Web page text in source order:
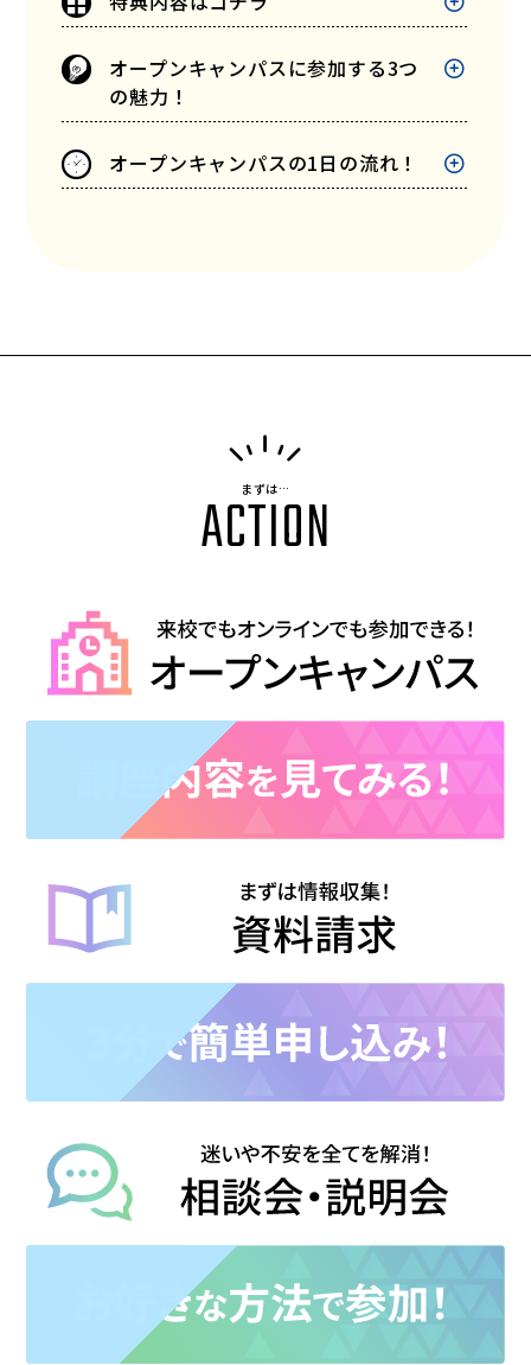
オープンキャンパスに参加する3つ
の魅力！
オープンキャンパスの1日の流れ！
まずは…
ACTION